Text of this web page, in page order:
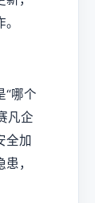
“哪个
凡企
全加
，